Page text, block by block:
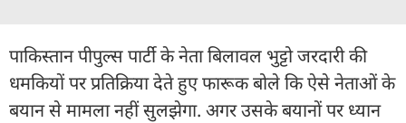
पाकिस्तान पीपुल्स पार्टी के नेता बिलावल भुट्टो जरदारी की
धमकियों पर प्रतिक्रिया देते हुए फारूक बोले कि ऐसे नेताओं के
बयान से मामला नहीं सुलझेगा. अगर उसके बयानों पर ध्यान